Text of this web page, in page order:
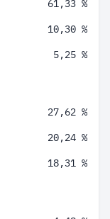
61,33 %
10,30 %
5,25 %
27,62 %
20,24 %
18,31 %